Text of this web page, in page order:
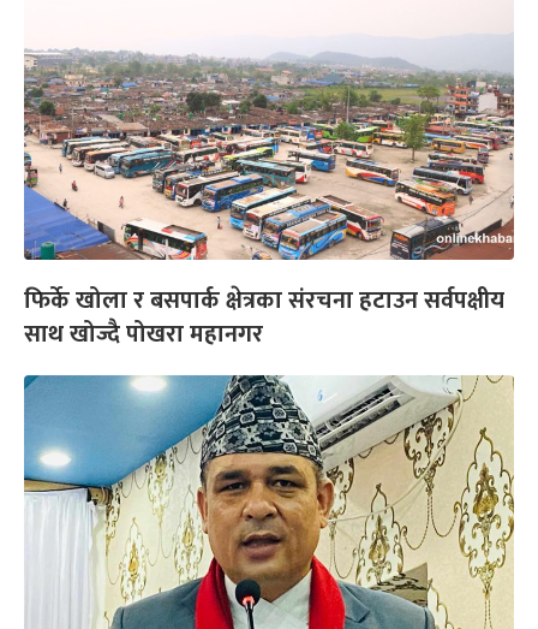
फिर्के खोला र बसपार्क क्षेत्रका संरचना हटाउन सर्वपक्षीय
साथ खोज्दै पोखरा महानगर